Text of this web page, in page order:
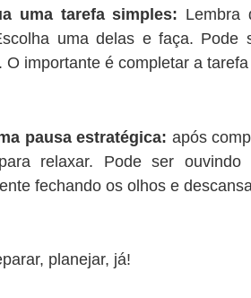
uma tarefa simples: Lembra
uma delas e faça. Pode
O importante é completar a
pausa estratégica: após
relaxar. Pode ser
fechando os olhos e
planejar, já!